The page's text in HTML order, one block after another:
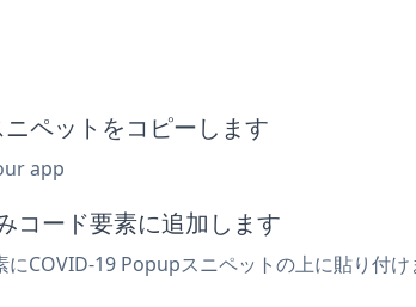
ペットをコピーします
app
ード要素に追加します
COVID-19 Popupスニペットの上に貼り付